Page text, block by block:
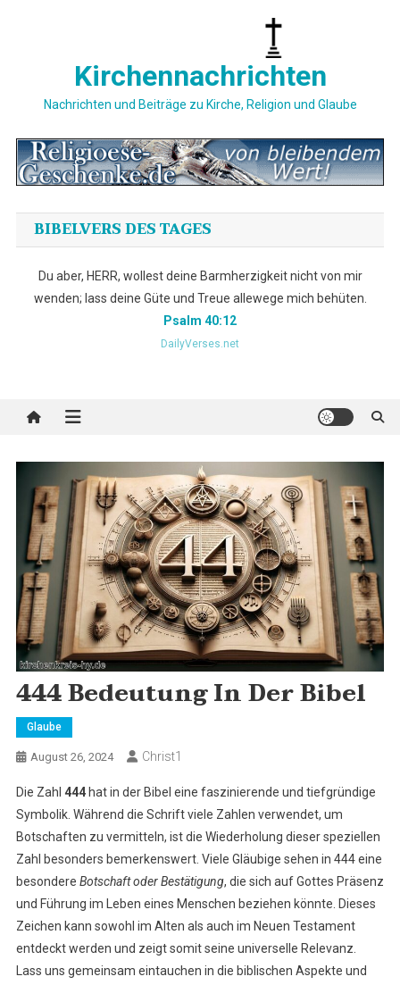
Kirchennachrichten
Nachrichten und Beiträge zu Kirche, Religion und Glaube
BIBELVERS DES TAGES
Du aber, HERR, wollest deine Barmherzigkeit nicht von mir
wenden; lass deine Güte und Treue allewege mich behüten.
Psalm 40:12
DailyVerses.net
444 Bedeutung In Der Bibel
Glaube
August 26, 2024 Christ1
Die Zahl 444hat in der Bibel eine faszinierende und tiefgründige
Symbolik. Während die Schrift viele Zahlen verwendet, um
Botschaften zu vermitteln, ist die Wiederholung dieser speziellen
Zahl besonders bemerkenswert. Viele Gläubige sehen in 444 eine
besondere Botschaft oder Bestätigung, die sich auf Gottes Präsenz
und Führung im Leben eines Menschen beziehen könnte. Dieses
Zeichen kann sowohl im Alten als auch im Neuen Testament
entdeckt werden und zeigt somit seine universelle Relevanz.
Lass uns gemeinsam eintauchen in die biblischen Aspekte und